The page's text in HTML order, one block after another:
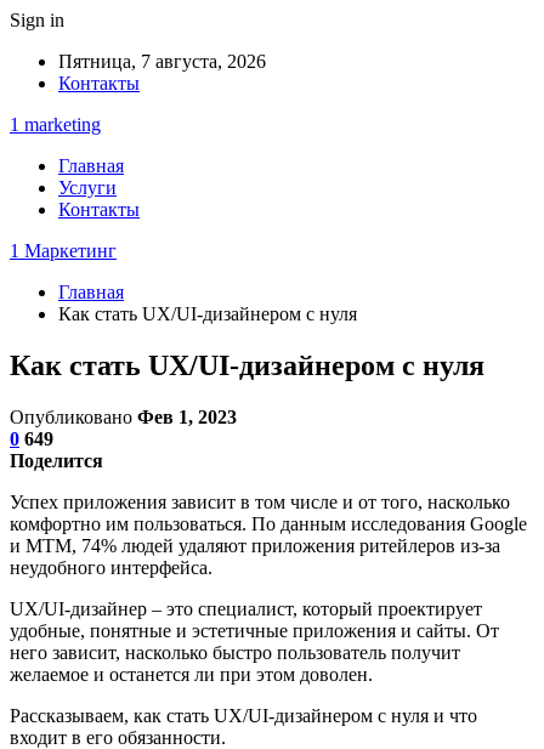
Sign in
Пятница, 7 августа, 2026
Контакты
1 marketing
Главная
Услуги
Контакты
1 Маркетинг
Главная
Как стать UX/UI-дизайнером с нуля
Как стать UX/UI-дизайнером с нуля
Опубликовано Фев 1, 2023
0 649
Поделится
Успех приложения зависит в том числе и от того, насколько
комфортно им пользоваться. По данным исследования Google
и MTM, 74% людей удаляют приложения ритейлеров из-за
неудобного интерфейса.
UX/UI-дизайнер – это специалист, который проектирует
удобные, понятные и эстетичные приложения и сайты. От
него зависит, насколько быстро пользователь получит
желаемое и останется ли при этом доволен.
Рассказываем, как стать UX/UI-дизайнером с нуля и что
входит в его обязанности.